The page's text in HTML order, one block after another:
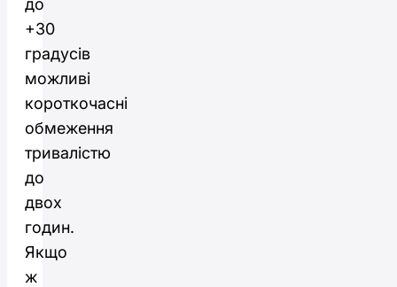
до
+30
градусів
можливі
короткочасні
обмеження
тривалістю
до
двох
годин.
Якщо
ж